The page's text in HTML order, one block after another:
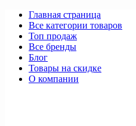
Главная страница
Все категории товаров
Топ продаж
Все бренды
Блог
Товары на скидке
О компании